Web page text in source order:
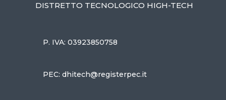
DISTRETTO TECNOLOGICO HIGH-TECH
P. IVA: 03923850758
PEC: dhitech@registerpec.it